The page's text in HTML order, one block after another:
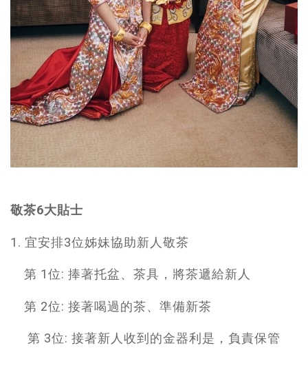
敬茶6大貼士
1. 宜安排3位姊妹協助新人敬茶
第 1位: 捧著托盆、茶具，將茶遞給新人
第 2位: 接著喝過的茶、準備新茶
第 3位: 接著新人收到的金器利是，負責保管